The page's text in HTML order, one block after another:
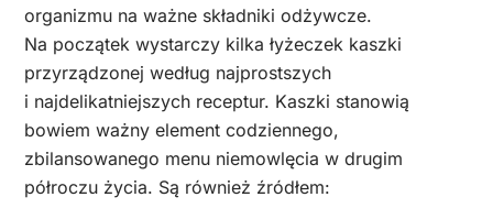
organizmu na ważne składniki odżywcze.
Na początek wystarczy kilka łyżeczek kaszki
przyrządzonej według najprostszych
i najdelikatniejszych receptur. Kaszki stanowią
bowiem ważny element codziennego,
zbilansowanego menu niemowlęcia w drugim
półroczu życia. Są również źródłem: